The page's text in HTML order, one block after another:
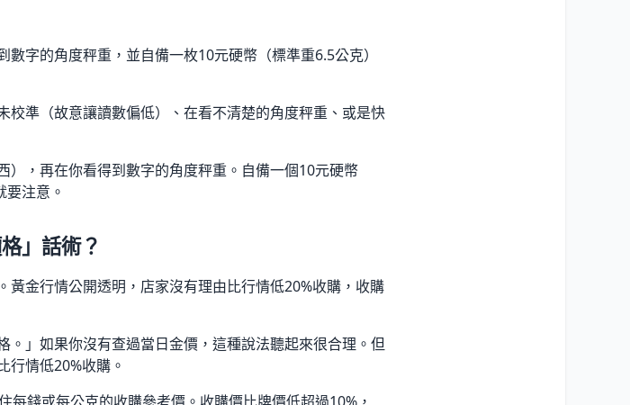
字的角度秤重，並自備一枚10元硬幣（標準重6.5公克）
準（故意讓讀數偏低）、在看不清楚的角度秤重、或是快
），再在你看得到數字的角度秤重。自備一個10元硬幣
要注意。
」話術？
金行情公開透明，店家沒有理由比行情低20%收購，收購
。」如果你沒有查過當日金價，這種說法聽起來很合理。但
行情低20%收購。